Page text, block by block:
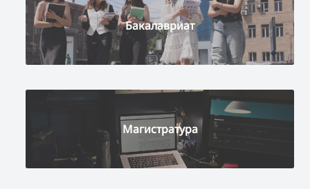
Бакалавриат
Магистратура